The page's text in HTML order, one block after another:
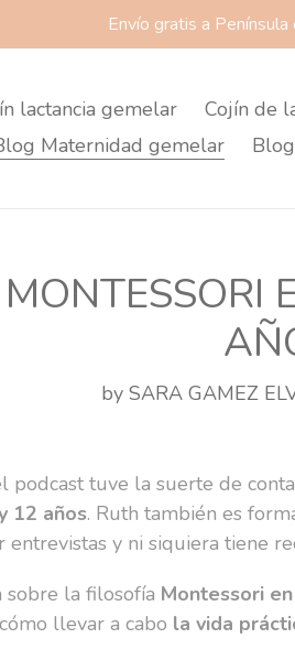
Envío gratis a
lactancia gemelar Cojín de
Maternidad gemelar
by SARA GAMEZ
podcast tuve la suerte de
12 años. Ruth también es
entrevistas y ni siquiera tiene
sobre la filosofía Montessori
llevar a cabo la vida